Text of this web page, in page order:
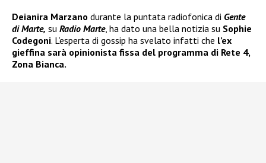
Deianira Marzano durante la puntata radiofonica di Gente
di Marte, su Radio Marte, ha dato una bella notizia su Sophie
Codegoni. L’esperta di gossip ha svelato infatti che l’ex
gieffina sarà opinionista fissa del programma di Rete 4,
Zona Bianca.